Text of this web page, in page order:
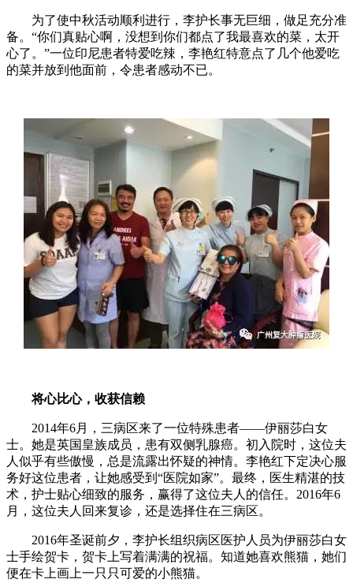
为了使中秋活动顺利进行，李护长事无巨细，做足充分准
备。“你们真贴心啊，没想到你们都点了我最喜欢的菜，太开
心了。”一位印尼患者特爱吃辣，李艳红特意点了几个他爱吃
的菜并放到他面前，令患者感动不已。
将心比心，收获信赖
2014年6月，三病区来了一位特殊患者——伊丽莎白女
士。她是英国皇族成员，患有双侧乳腺癌。初入院时，这位夫
人似乎有些傲慢，总是流露出怀疑的神情。李艳红下定决心服
务好这位患者，让她感受到“医院如家”。最终，医生精湛的技
术，护士贴心细致的服务，赢得了这位夫人的信任。2016年6
月，这位夫人回来复诊，还是选择住在三病区。
2016年圣诞前夕，李护长组织病区医护人员为伊丽莎白女
士手绘贺卡，贺卡上写着满满的祝福。知道她喜欢熊猫，她们
便在卡上画上一只只可爱的小熊猫。